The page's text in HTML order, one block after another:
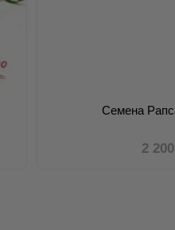
Семена
2